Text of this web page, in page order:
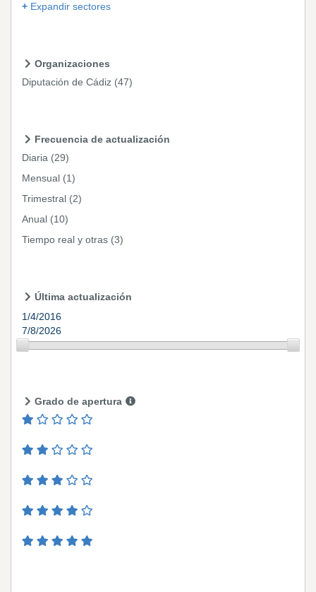
Expandir sectores
Organizaciones
Diputación de Cádiz (47)
Frecuencia de actualización
Diaria (29)
Mensual (1)
Trimestral (2)
Anual (10)
Tiempo real y otras (3)
Última actualización
1/4/2016
7/8/2026
Grado de apertura